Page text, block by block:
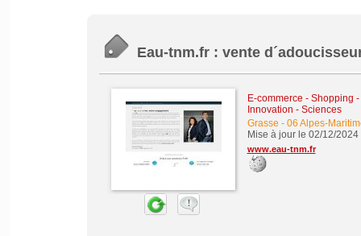
Eau-tnm.fr : vente
E-commerce - Shopping
Innovation - Sciences
Grasse - 06 Alpes-
Mise à jour le 02/12/2024
www.eau-tnm.fr